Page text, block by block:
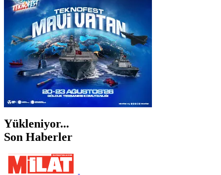
ŞANLIURFA
ŞIRNAK
Yükleniyor...
Son Haberler